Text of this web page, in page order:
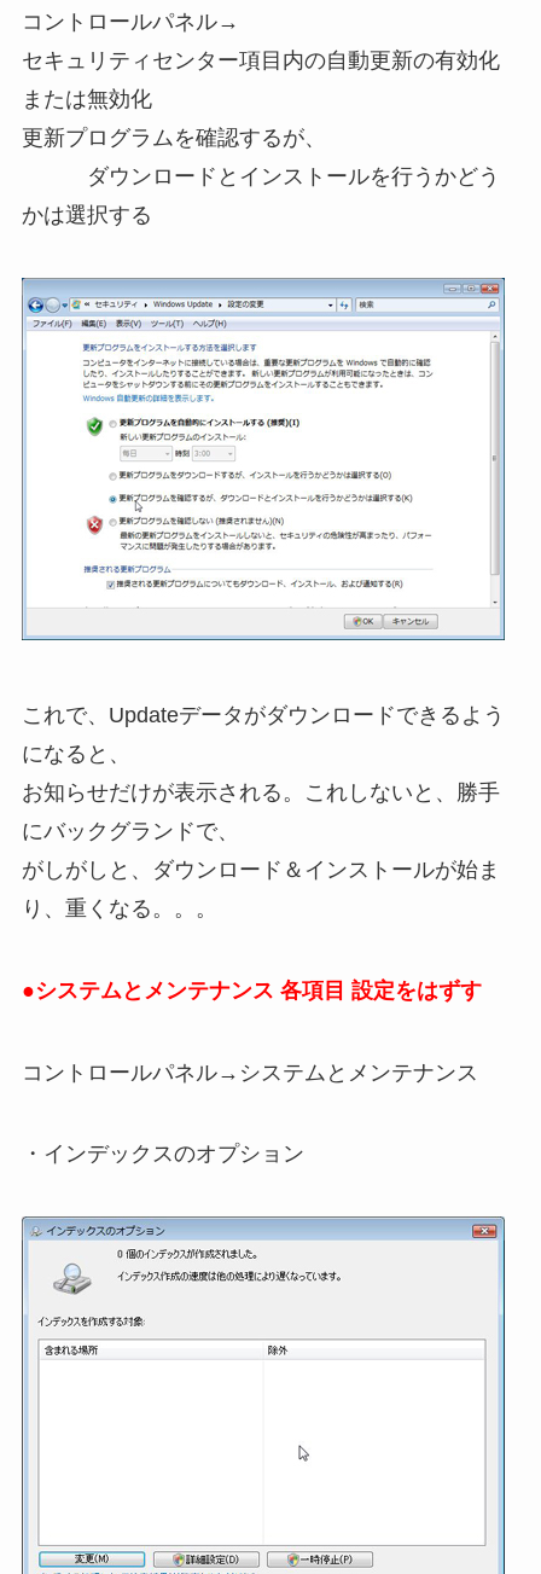
コントロールパネル→
セキュリティセンター項目内の自動更新の有効化
または無効化
更新プログラムを確認するが、
ダウンロードとインストールを行うかどう
かは選択する
これで、Updateデータがダウンロードできるよう
になると、
お知らせだけが表示される。これしないと、勝手
にバックグランドで、
がしがしと、ダウンロード＆インストールが始ま
り、重くなる。。。
●システムとメンテナンス 各項目 設定をはずす
コントロールパネル→システムとメンテナンス
・インデックスのオプション